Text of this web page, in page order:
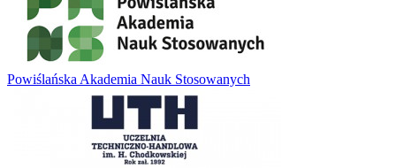
Powiślańska Akademia Nauk Stosowanych